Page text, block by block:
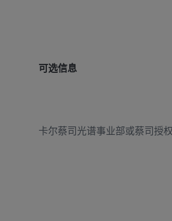
可选信息
卡尔蔡司光谱事业部或蔡司授